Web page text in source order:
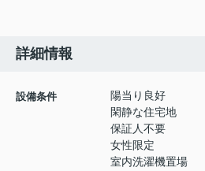
詳細情報
設備条件
陽当り良好
閑静な住宅地
保証人不要
女性限定
室内洗濯機置場